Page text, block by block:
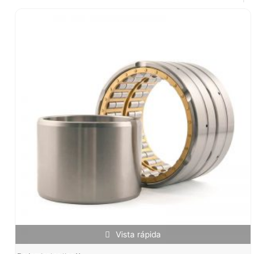
Vista rápida